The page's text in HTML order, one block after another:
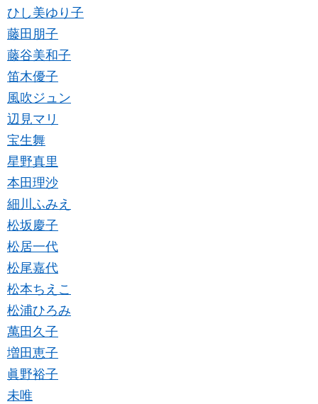
ひし美ゆり子
藤田朋子
藤谷美和子
笛木優子
風吹ジュン
辺見マリ
宝生舞
星野真里
本田理沙
細川ふみえ
松坂慶子
松居一代
松尾嘉代
松本ちえこ
松浦ひろみ
萬田久子
増田恵子
眞野裕子
未唯